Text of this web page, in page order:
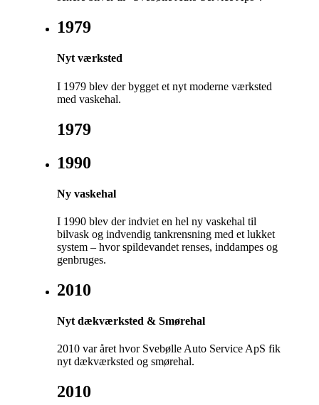
1979
Nyt værksted
I 1979 blev der bygget et nyt moderne værksted
med vaskehal.
1979
1990
Ny vaskehal
I 1990 blev der indviet en hel ny vaskehal til
bilvask og indvendig tankrensning med et lukket
system – hvor spildevandet renses, inddampes og
genbruges.
2010
Nyt dækværksted & Smørehal
2010 var året hvor Svebølle Auto Service ApS fik
nyt dækværksted og smørehal.
2010